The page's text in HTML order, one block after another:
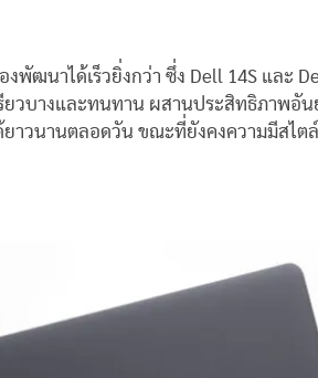
พัฒนาได้เร็วยิ่งกว่า ซึ่ง Dell 14S และ
ยวบางและทนทาน ผสานประสิทธิภาพอั
ยาวนานตลอดวัน ขณะที่ยังคงความมีสไ